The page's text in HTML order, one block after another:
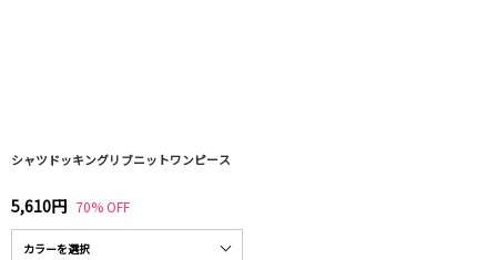
シャツドッキングリブニットワンピース
5,610円 70% OFF